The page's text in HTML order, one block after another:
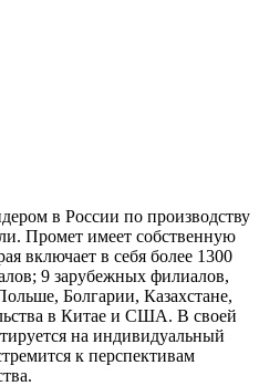
в России по производству
Промет имеет собственную
включает в себя более 1300
9 зарубежных филиалов,
Болгарии, Казахстане,
в Китае и США. В своей
на индивидуальный
к перспективам